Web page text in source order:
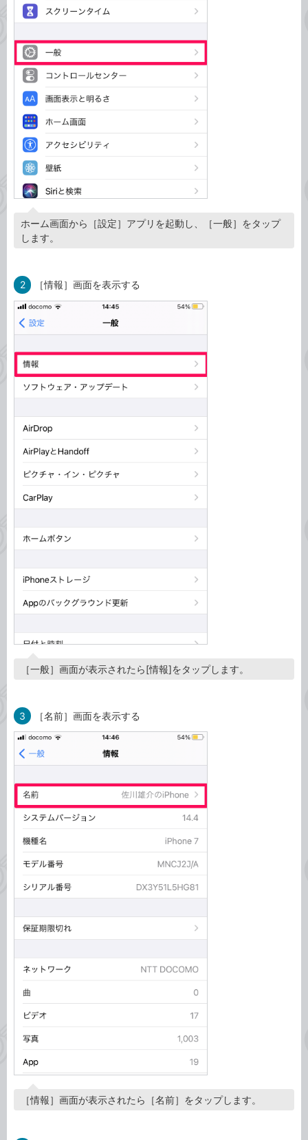
ホーム画面から［設定］アプリを起動し、［一般］をタップ
します。
2 ［情報］画面を表示する
［一般］画面が表示されたら[情報]をタップします。
3 ［名前］画面を表示する
［情報］画面が表示されたら［名前］をタップします。